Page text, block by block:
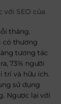
SEO của
tháng.
có thương
tương tác
73% người
trí và hữu ích.
sử dụng
Ngược lại với